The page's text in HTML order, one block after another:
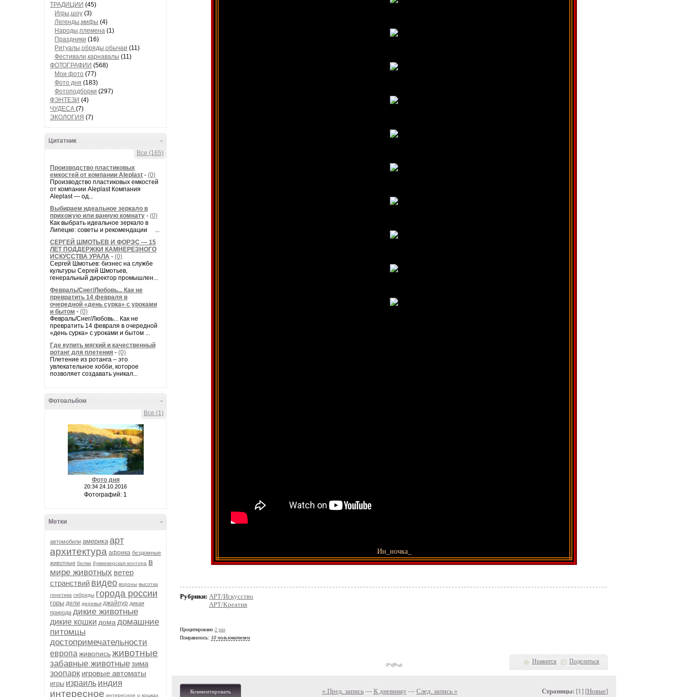
ТРАДИЦИИ (45)
Игры,шоу (3)
Легенды,мифы (4)
Народы,племена (1)
Праздники (16)
Ритуалы,обряды,обычаи (11)
Фестивали,карнавалы (11)
ФОТОГРАФИИ (568)
Мои фото (77)
Фото дня (183)
Фотоподборки (297)
ФЭНТЕЗИ (4)
ЧУДЕСА (7)
ЭКОЛОГИЯ (7)
-
Цитатник
Все (165)
Производство пластиковых
емкостей от компании Aleplast - (0)
Производство пластиковых емкостей
от компании Aleplast Компания
Aleplast — од...
Выбираем идеальное зеркало в
прихожую или ванную комнату - (0)
Как выбрать идеальное зеркало в
Липецке: советы и рекомендации ...
СЕРГЕЙ ШМОТЬЕВ И ФОРЭС — 15
ЛЕТ ПОДДЕРЖКИ КАМНЕРЕЗНОГО
ИСКУССТВА УРАЛА - (0)
Сергей Шмотьев: бизнес на службе
культуры Сергей Шмотьев,
генеральный директор промышлен...
Февраль/Снег/Любовь... Как не
превратить 14 февраля в
очередной «день сурка» с уроками
и бытом - (0)
Февраль/Снег/Любовь... Как не
превратить 14 февраля в очередной
«день сурка» с уроками и бытом ...
Где купить мягкий и качественный
ротанг для плетения - (0)
Плетение из ротанга – это
увлекательное хобби, которое
позволяет создавать уникал...
-
Фотоальбом
Все (1)
Фото дня
20:34 24.10.2016
Фотографий: 1
-
Метки
автомобили америка арт
архитектура африка бездомные
животные белки букмекерская контора в
мире животных ветер
странствий видео вороны высотка
генетика гибриды города россии
горы дели деревья джайпур дикая
природа дикие животные
дикие кошки дома домашние
питомцы
достопримечательности
европа живописьживотные
забавные животныезима
зоопарк игровые автоматы
игры израиль индия
интересное интересное о кошках
Ин_ночка_
Рубрики: АРТ/Искусство
АРТ/Креатив
Процитировано 2 раз
Понравилось: 10 пользователям
Нравится Поделиться
Комментировать « Пред. запись— К дневнику — След. запись » Страницы: [1] [Новые]